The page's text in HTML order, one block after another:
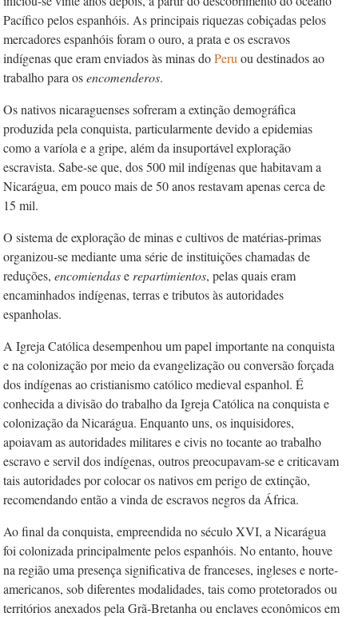
Pacífico pelos espanhóis. As principais riquezas cobiçadas pelos
mercadores espanhóis foram o ouro, a prata e os escravos
indígenas que eram enviados às minas doPeru ou destinados ao
trabalho para osencomenderos.
Os nativos nicaraguenses sofreram a extinção demográfica
produzida pela conquista, particularmente devido a epidemias
como a varíola e a gripe, além da insuportável exploração
escravista. Sabe-se que, dos 500 mil indígenas que habitavam a
Nicarágua, em pouco mais de 50 anos restavam apenas cerca de
15 mil.
O sistema de exploração de minas e cultivos de matérias-primas
organizou-se mediante uma série de instituições chamadas de
reduções, encomiendase repartimientos, pelas quais eram
encaminhados indígenas, terras e tributos às autoridades
espanholas.
A Igreja Católica desempenhou um papel importante na conquista
e na colonização por meio da evangelização ou conversão forçada
dos indígenas ao cristianismo católico medieval espanhol. É
conhecida a divisão do trabalho da Igreja Católica na conquista e
colonização da Nicarágua. Enquanto uns, os inquisidores,
apoiavam as autoridades militares e civis no tocante ao trabalho
escravo e servil dos indígenas, outros preocupavam-se e criticavam
tais autoridades por colocar os nativos em perigo de extinção,
recomendando então a vinda de escravos negros da África.
Ao final da conquista, empreendida no século XVI, a Nicarágua
foi colonizada principalmente pelos espanhóis. No entanto, houve
na região uma presença significativa de franceses, ingleses e norte-
americanos, sob diferentes modalidades, tais como protetorados ou
territórios anexados pela Grã-Bretanha ou enclaves econômicos em